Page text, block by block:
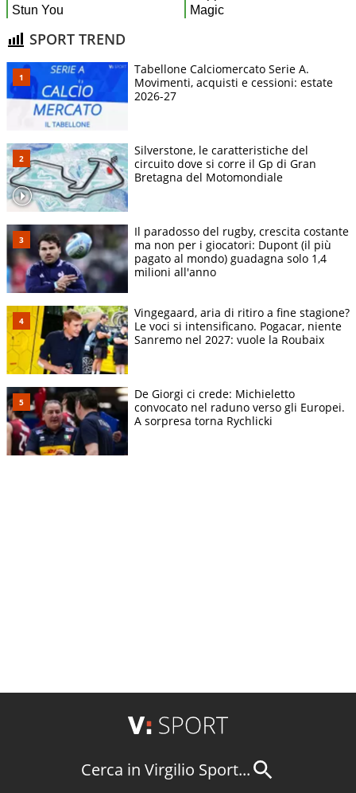
SPORT TREND
Tabellone Calciomercato Serie A.
Movimenti, acquisti e cessioni: estate
2026-27
Silverstone, le caratteristiche del
circuito dove si corre il Gp di Gran
Bretagna del Motomondiale
Il paradosso del rugby, crescita costante
ma non per i giocatori: Dupont (il più
pagato al mondo) guadagna solo 1,4
milioni all'anno
Vingegaard, aria di ritiro a fine stagione?
Le voci si intensificano. Pogacar, niente
Sanremo nel 2027: vuole la Roubaix
De Giorgi ci crede: Michieletto
convocato nel raduno verso gli Europei.
A sorpresa torna Rychlicki
Cerca in Virgilio Sport...